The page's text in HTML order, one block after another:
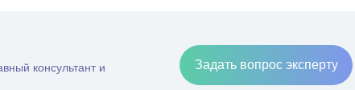
консультант и
Задать вопрос эксперту